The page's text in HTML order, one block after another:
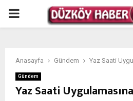
PRIMARY
Anasayfa Gündem Yaz Saati
Gündem
Yaz Saati